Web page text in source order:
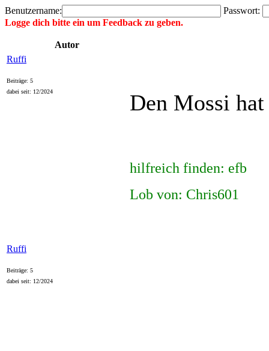
Benutzername:
Passwort:
Logge dich bitte ein um Feedback zu geben.
Autor
Ruffi
Beiträge: 5
dabei seit: 12/2024
Den Mossi
hilfreich finden: efb
Lob von: Chris601
Ruffi
Beiträge: 5
dabei seit: 12/2024